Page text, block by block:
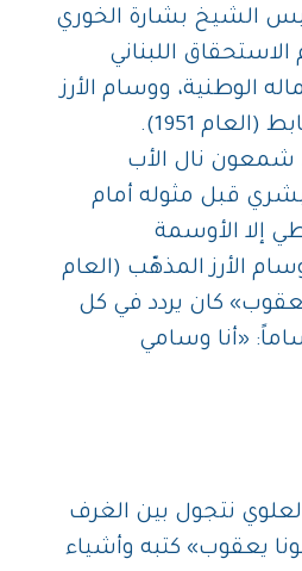
الشيخ بشارة الخوري
وسام الاستحقاق اللبناني
الوطنية، ووسام الأرز
1951).
شمعون نال الأب
قبل مثوله أمام
إلا الأوسمة
الأرز المذهّب (العام
يعقوب» كان يردد في كل
«أنا وسامي
نتجول بين الغرف
يعقوب» كتبه وأشياء